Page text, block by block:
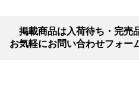
掲載商品は入荷待ち・完売
お気軽にお問い合わせフォー